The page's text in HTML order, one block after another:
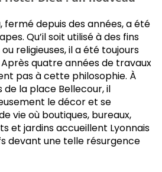
fermé depuis des années, a été
Qu’il soit utilisé à des fins
religieuses, il a été toujours
Après quatre années de travaux
pas à cette philosophie. À
la place Bellecour, il
le décor et se
vie où boutiques, bureaux,
et jardins accueillent Lyonnais
devant une telle résurgence